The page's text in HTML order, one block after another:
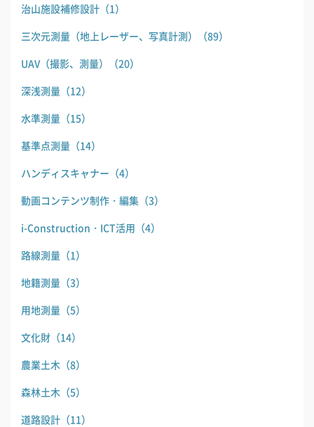
治山施設補修設計 （1）
三次元測量（地上レーザー、写真計測）
（89）
UAV（撮影、測量）
（20）
深浅測量 （12）
水準測量 （15）
基準点測量 （14）
ハンディスキャナー （4）
動画コンテンツ制作・編集 （3）
i-Construction・ICT活用 （4）
路線測量 （1）
地籍測量 （3）
用地測量 （5）
文化財 （14）
農業土木 （8）
森林土木 （5）
道路設計 （11）